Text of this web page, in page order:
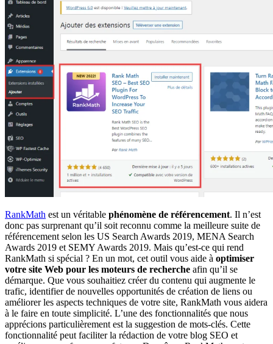
RankMath est un véritable phénomène de référencement. Il n’est
donc pas surprenant qu’il soit reconnu comme la meilleure suite de
référencement selon les US Search Awards 2019, MENA Search
Awards 2019 et SEMY Awards 2019. Mais qu’est-ce qui rend
RankMath si spécial ? En un mot, cet outil vous aide à optimiser
votre site Web pour les moteurs de recherche afin qu’il se
démarque. Que vous souhaitiez créer du contenu qui augmente le
trafic, identifier de nouvelles opportunités de création de liens ou
améliorer les aspects techniques de votre site, RankMath vous aidera
à le faire en toute simplicité. L’une des fonctionnalités que nous
apprécions particulièrement est la suggestion de mots-clés. Cette
fonctionnalité peut faciliter la rédaction de votre blog SEO et